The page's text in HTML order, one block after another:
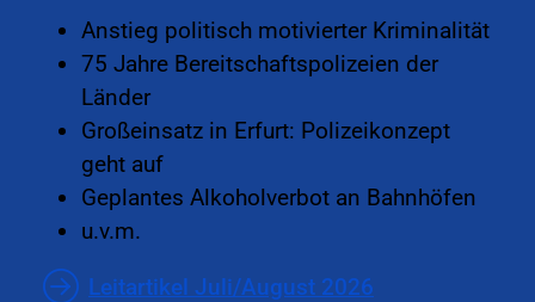
Anstieg politisch motivierter Kriminalität
75 Jahre Bereitschaftspolizeien der
Länder
Großeinsatz in Erfurt: Polizeikonzept
geht auf
Geplantes Alkoholverbot an Bahnhöfen
u.v.m.
Leitartikel Juli/August 2026